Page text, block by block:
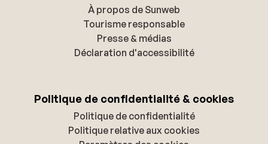
À propos de Sunweb
Tourisme responsable
Presse & médias
Déclaration d'accessibilité
Politique de confidentialité & cookies
Politique de confidentialité
Politique relative aux cookies